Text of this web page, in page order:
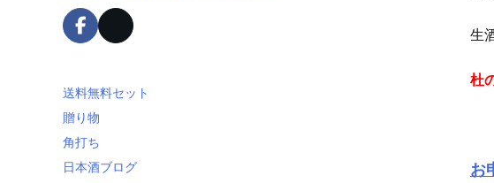
生
杜
お
送料無料セット
贈り物
角打ち
日本酒ブログ